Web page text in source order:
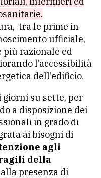
tra le prime in
ufficiale,
più razionale ed
l’accessibilità
dell’edificio.
su sette, per
a disposizione dei
in grado di
ai bisogni di
agli
della
presenza di